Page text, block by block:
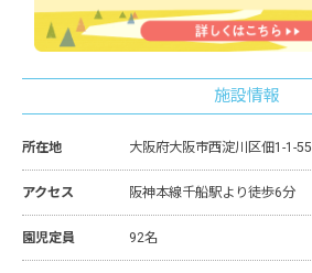
施設情報
所在地 大阪府大阪市西淀川区佃1-1-55
アクセス 阪神本線千船駅より徒歩6分
園児定員 92名